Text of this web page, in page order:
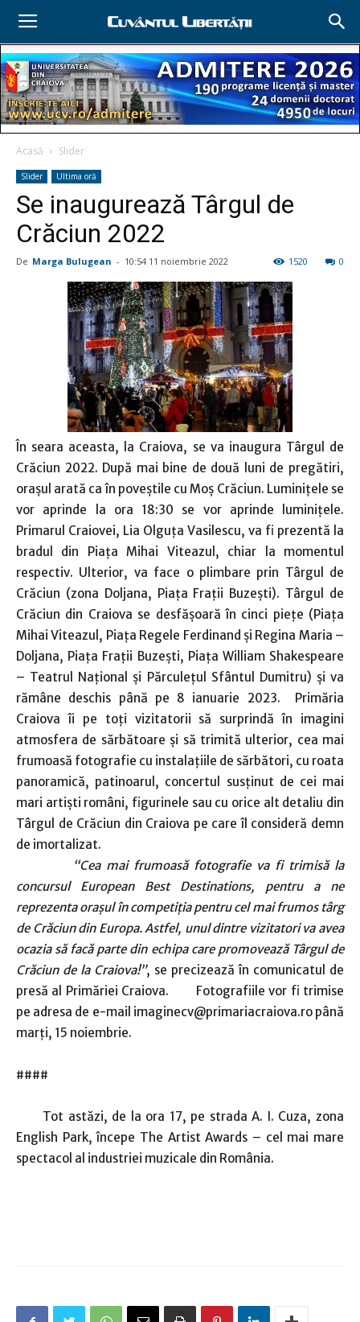
Acasă Slider
Slider Ultima oră
Se inaugurează Târgul de
Crăciun 2022
De Marga Bulugean - 10:54 11 noiembrie 2022 0
1520
În seara aceasta, la Craiova, se va inaugura Târgul de
Crăciun 2022. După mai bine de două luni de pregătiri,
orașul arată ca în poveștile cu Moș Crăciun. Luminițele se
vor aprinde la ora 18:30 se vor aprinde luminițele.
Primarul Craiovei, Lia Olguța Vasilescu, va fi prezentă la
bradul din Piața Mihai Viteazul, chiar la momentul
respectiv. Ulterior, va face o plimbare prin Târgul de
Crăciun (zona Doljana, Piața Frații Buzești). Târgul de
Crăciun din Craiova se desfășoară în cinci piețe (Piața
Mihai Viteazul, Piața Regele Ferdinand și Regina Maria –
Doljana, Piața Frații Buzești, Piața William Shakespeare
– Teatrul Național și Părculețul Sfântul Dumitru) și va
rămâne deschis până pe 8 ianuarie 2023. Primăria
Craiova îi pe toți vizitatorii să surprindă în imagini
atmosfera de sărbătoare și să trimită ulterior, cea mai
frumoasă fotografie cu instalațiile de sărbători, cu roata
panoramică, patinoarul, concertul susținut de cei mai
mari artiști români, figurinele sau cu orice alt detaliu din
Târgul de Crăciun din Craiova pe care îl consideră demn
de imortalizat.
“Cea mai frumoasă fotografie va fi trimisă la
concursul European Best Destinations, pentru a ne
reprezenta orașul în competiția pentru cel mai frumos târg
de Crăciun din Europa. Astfel, unul dintre vizitatori va avea
ocazia să facă parte din echipa care promovează Târgul de
Crăciun de la Craiova!”, se precizează în comunicatul de
presă al Primăriei Craiova. Fotografiile vor fi trimise
pe adresa de e-mail imaginecv@primariacraiova.ro până
marți, 15 noiembrie.
####
Tot astăzi, de la ora 17, pe strada A. I. Cuza, zona
English Park, începe The Artist Awards – cel mai mare
spectacol al industriei muzicale din România.